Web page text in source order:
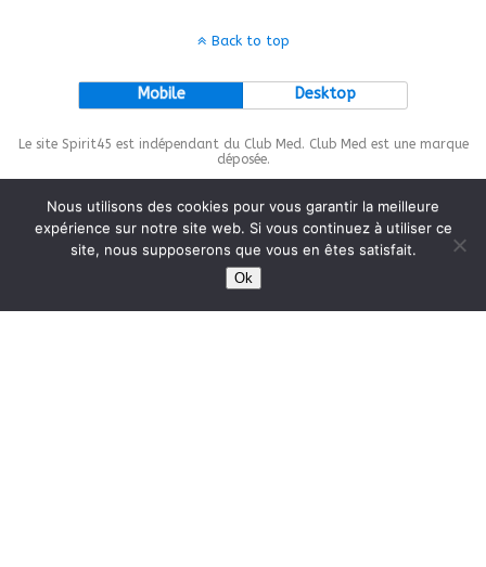
Back to top
Mobile Desktop
Le site Spirit45 est indépendant du Club Med. Club Med est une marque
déposée.
This site is protected bywp-copyrightpro.com
Nous utilisons des cookies pour vous garantir la meilleure
expérience sur notre site web. Si vous continuez à utiliser ce
site, nous supposerons que vous en êtes satisfait.
Ok